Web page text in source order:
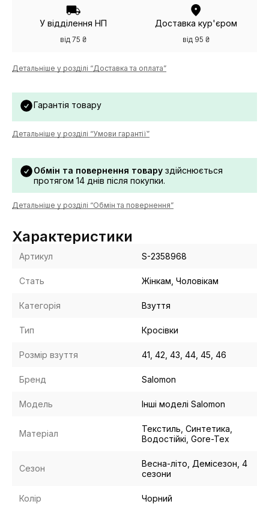
У відділення НП
від 75 ₴
Доставка кур'єром
від 95 ₴
Детальніше у розділі “Доставка та оплата”
Гарантія товару
Детальніше у розділі “Умови гарантії”
Обмін та повернення товару здійснюється
протягом 14 днів після покупки.
Детальніше у розділі “Обмін та повернення”
Характеристики
Артикул S-2358968
Стать Жінкам, Чоловікам
Категорія Взуття
Тип Кросівки
Розмір взуття 41, 42, 43, 44, 45, 46
Бренд Salomon
Модель Інші моделі Salomon
Матеріал
Текстиль, Синтетика,
Водостійкі, Gore-Tex
Сезон
Весна-літо, Демісезон, 4
сезони
Колір Чорний